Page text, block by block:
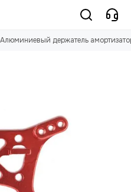
Алюминиевый держатель